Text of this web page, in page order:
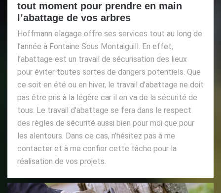
tout moment pour prendre en main
l’abattage de vos arbres
Hoffmann elagage offre ses services tout au long de
l’année à Fontaine Sous Montaiguill. En effet,
l’abattage est un travail de sécurisation des lieux
pour éviter toutes sortes de dangers potentiels. Que
ce soit en été ou en hiver, le travail d’abattage ne doit
pas être pris à la légère car il en va de la sécurité de
tous. Le travail d’abattage se fera dans le respect
des règles de sécurité aussi bien pour moi que pour
les alentours. Dans ce cas, n’hésitez pas à me
contacter et à me confier cette tâche pour la
réalisation de vos projets.